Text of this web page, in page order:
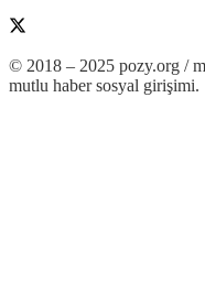
© 2018 – 2025 pozy.org /
mutlu haber sosyal girişimi.